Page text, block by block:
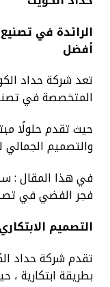
أفضل
تعد شركة حداد
المتخصصة في
والتصميم الجمالي
فجر الفضي في
التصميم الابتكاري
تقدم شركة حداد
بطريقة ابتكارية ،